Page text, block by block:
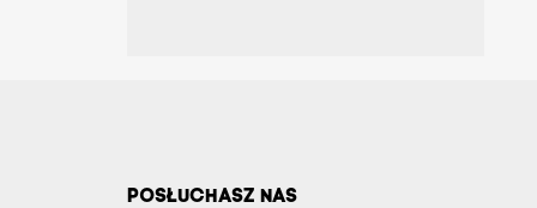
POSŁUCHASZ NAS